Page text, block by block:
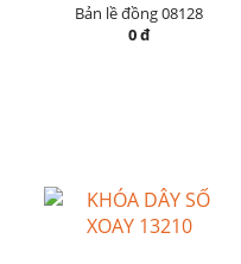
Bản lề đồng 08128
0 đ